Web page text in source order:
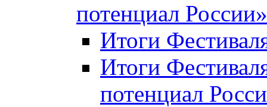
потенциал России»
Итоги
Итоги
потенциал